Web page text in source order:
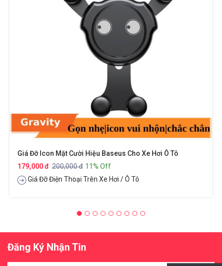
Giá Đỡ Icon Mặt Cười Hiệu Baseus Cho Xe Hơi Ô Tô
179,000 đ 200,000 đ 11% Off
Giá Đỡ Điện Thoại Trên Xe Hơi / Ô Tô
Đăng Ký Nhận Tin